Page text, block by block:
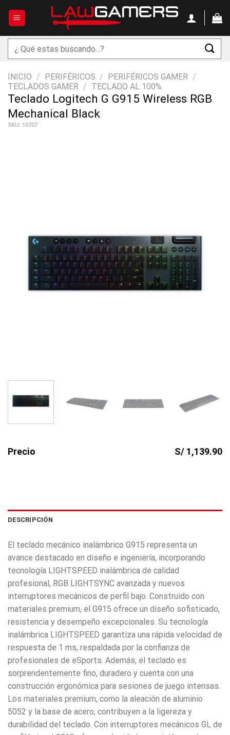
Buscar
por:
INICIO / PERIFÉRICOS / PERIFÉRICOS GAMER /
TECLADOS GAMER / TECLADO AL 100%
Teclado Logitech G G915 Wireless RGB
Mechanical Black
SKU: 10707
Precio S/ 1,139.90
DESCRIPCIÓN
El teclado mecánico inalámbrico G915 representa un
avance destacado en diseño e ingeniería, incorporando
tecnología LIGHTSPEED inalámbrica de calidad
profesional, RGB LIGHTSYNC avanzada y nuevos
interruptores mecánicos de perfil bajo. Construido con
materiales premium, el G915 ofrece un diseño sofisticado,
resistencia y desempeño excepcionales. Su tecnología
inalámbrica LIGHTSPEED garantiza una rápida velocidad de
respuesta de 1 ms, respaldada por la confianza de
profesionales de eSports. Además, el teclado es
sorprendentemente fino, duradero y cuenta con una
construcción ergonómica para sesiones de juego intensas.
Los materiales premium, como la aleación de aluminio
5052 y la base de acero, contribuyen a la ligereza y
durabilidad del teclado. Con interruptores mecánicos GL de